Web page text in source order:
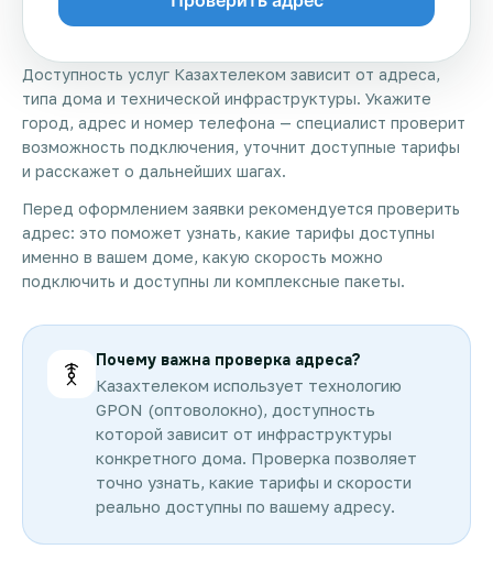
Доступность услуг Казахтелеком зависит от адреса,
типа дома и технической инфраструктуры. Укажите
город, адрес и номер телефона — специалист проверит
возможность подключения, уточнит доступные тарифы
и расскажет о дальнейших шагах.
Перед оформлением заявки рекомендуется проверить
адрес: это поможет узнать, какие тарифы доступны
именно в вашем доме, какую скорость можно
подключить и доступны ли комплексные пакеты.
Почему важна проверка адреса?
Казахтелеком использует технологию
GPON (оптоволокно), доступность
которой зависит от инфраструктуры
конкретного дома. Проверка позволяет
точно узнать, какие тарифы и скорости
реально доступны по вашему адресу.